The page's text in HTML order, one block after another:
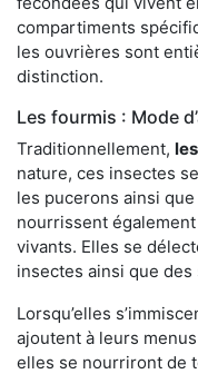
compartiments
les ouvrières sont
distinction.
Les fourmis : Mode
Traditionnellement,
nature, ces insectes
les pucerons ainsi
nourrissent
vivants. Elles se
insectes ainsi que
Lorsqu’elles
ajoutent à leurs
elles se nourriront de